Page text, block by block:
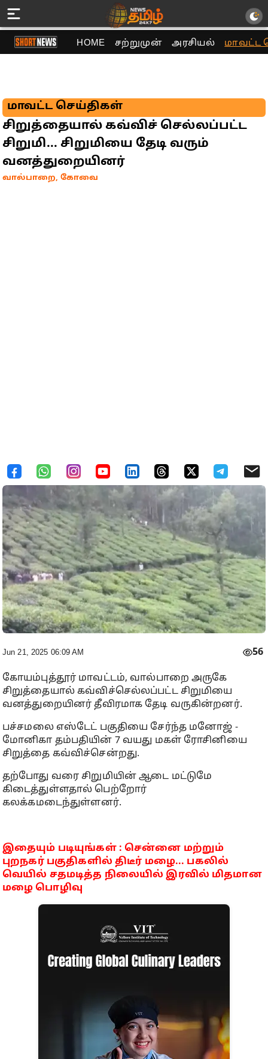
HOME சற்றுமுன் அரசியல் மாவட்ட
மாவட்ட செய்திகள்
சிறுத்தையால் கவ்விச் செல்லப்பட்ட
சிறுமி... சிறுமியை தேடி வரும்
வனத்துறையினர்
வால்பாறை, கோவை
Jun 21, 2025 06:09 AM 56
கோயம்புத்தூர் மாவட்டம், வால்பாறை அருகே
சிறுத்தையால் கவ்விச்செல்லப்பட்ட சிறுமியை
வனத்துறையினர் தீவிரமாக தேடி வருகின்றனர்.
பச்சமலை எஸ்டேட் பகுதியை சேர்ந்த மனோஜ் -
மோனிகா தம்பதியின் 7 வயது மகள் ரோசினியை
சிறுத்தை கவ்விச்சென்றது.
தற்போது வரைசிறுமியின்ஆடை மட்டுமே
கிடைத்துள்ளதால் பெற்றோர்
கலக்கமடைந்துள்ளனர்.
இதையும் படியுங்கள் : சென்னை மற்றும்
புறநகர் பகுதிகளில் திடீர் மழை... பகலில்
வெயில் சதமடித்த நிலையில் இரவில் மிதமான
மழை பொழிவு